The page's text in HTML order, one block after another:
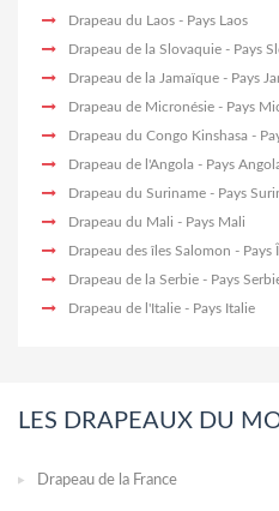
Drapeau du Laos - Pays Laos
Drapeau de la Slovaquie - Pays
Drapeau de la Jamaïque - Pays
Drapeau de Micronésie - Pays
Drapeau du Congo Kinshasa -
Drapeau de l'Angola - Pays
Drapeau du Suriname - Pays
Drapeau du Mali - Pays Mali
Drapeau des îles Salomon - Pays
Drapeau de la Serbie - Pays
Drapeau de l'Italie - Pays Italie
LES DRAPEAUX DU
Drapeau de la France